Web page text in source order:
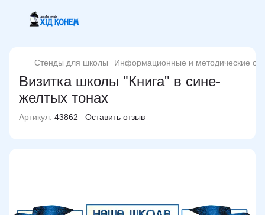
Стенды для школы Информационные и методические
Визитка школы "Книга" в сине-
желтых тонах
Артикул: 43862 Оставить отзыв